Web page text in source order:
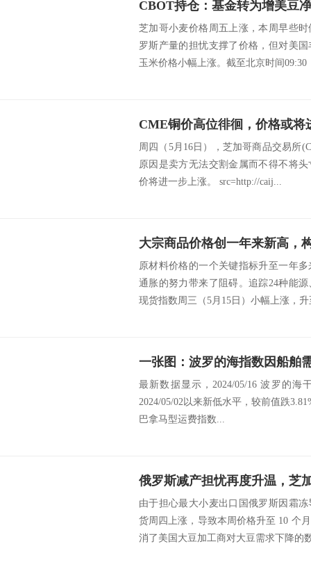
芝加哥小麦价格周五上涨，本周早些
罗斯产量的担忧支撑了价格，但对美
玉米价格小幅上涨。截至北京时间
CME铜价高位徘徊，价格或将
周四（5月16日），芝加哥商品交易所
原因是卖方无法交割金属而不得不将
价将进一步上涨。 src=http://caij...
大宗商品价格创一年来新高，
原材料价格的一个关键指标升至一年
通胀的努力带来了阻碍。追踪24种能
现货指数周三（5月15日）小幅上涨，升
最新数据显示，2024/05/16 波罗的海
2024/05/02以来新低水平，较前值跌
巴拿马型运费指数...
俄罗斯减产担忧再度升温，芝
由于担心最大小麦出口国俄罗斯因霜
货周四上涨，导致本周价格升至 10 个
消了美国大豆加工商对大豆需求下降的